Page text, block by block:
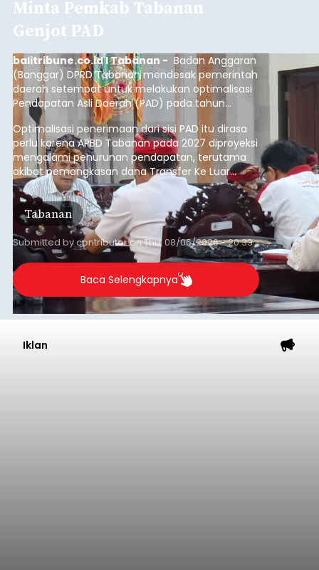
Minta Pemkab Tabanan
Genjot PAD
balitribune.co.id I Tabanan - Badan Anggaran
(Banggar) DPRD Tabanan mendesak pemerintah
daerah setempat untuk melakukan optimalisasi
Pendapatan Asli Daerah (PAD) pada tahun
anggaran 2027.
Optimalisasi penerimaan dari sisi PAD itu dirasa
perlu karena APBD Tabanan pada 2027 diproyeksi
mengalami penurunan pendapatan, terutama
akibat pemangkasan dana Transfer Ke Luar
Daerah (TKD) dari pemerintah pusat.
Tabanan
Submitted bycontributoronThu, 08/06/2026 - 20:33
Baca Selengkapnya
Iklan